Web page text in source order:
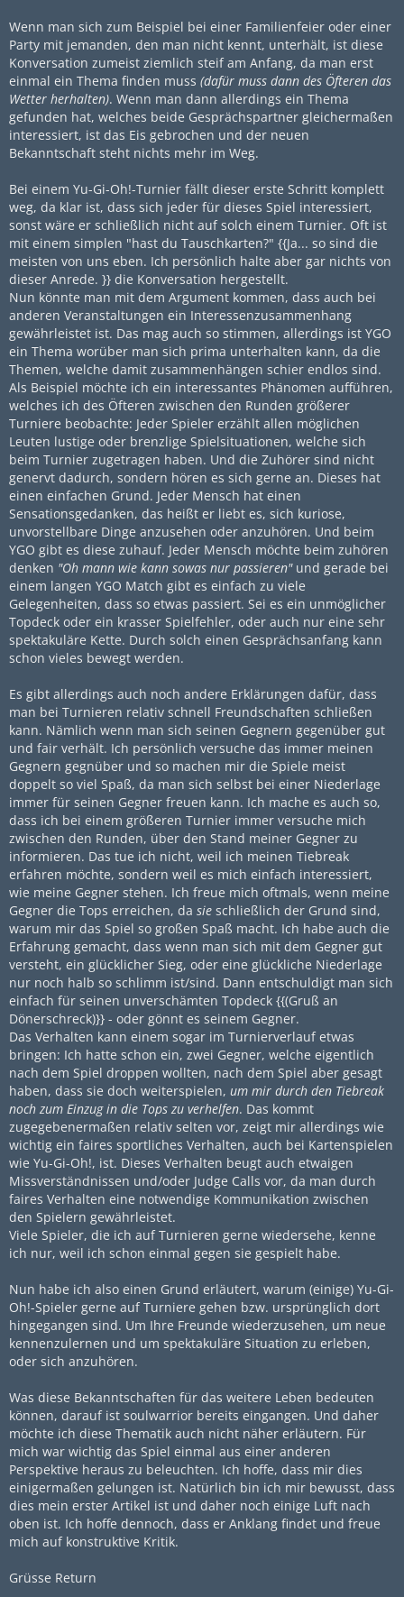
Wenn man sich zum Beispiel bei einer Familienfeier oder einer
Party mit jemanden, den man nicht kennt, unterhält, ist diese
Konversation zumeist ziemlich steif am Anfang, da man erst
einmal ein Thema finden muss (dafür muss dann des Öfteren das
Wetter herhalten). Wenn man dann allerdings ein Thema
gefunden hat, welches beide Gesprächspartner gleichermaßen
interessiert, ist das Eis gebrochen und der neuen
Bekanntschaft steht nichts mehr im Weg.
Bei einem Yu-Gi-Oh!-Turnier fällt dieser erste Schritt komplett
weg, da klar ist, dass sich jeder für dieses Spiel interessiert,
sonst wäre er schließlich nicht auf solch einem Turnier. Oft ist
mit einem simplen "hast du Tauschkarten?" {{Ja... so sind die
meisten von uns eben. Ich persönlich halte aber gar nichts von
dieser Anrede. }} die Konversation hergestellt.
Nun könnte man mit dem Argument kommen, dass auch bei
anderen Veranstaltungen ein Interessenzusammenhang
gewährleistet ist. Das mag auch so stimmen, allerdings ist YGO
ein Thema worüber man sich prima unterhalten kann, da die
Themen, welche damit zusammenhängen schier endlos sind.
Als Beispiel möchte ich ein interessantes Phänomen aufführen,
welches ich des Öfteren zwischen den Runden größerer
Turniere beobachte: Jeder Spieler erzählt allen möglichen
Leuten lustige oder brenzlige Spielsituationen, welche sich
beim Turnier zugetragen haben. Und die Zuhörer sind nicht
genervt dadurch, sondern hören es sich gerne an. Dieses hat
einen einfachen Grund. Jeder Mensch hat einen
Sensationsgedanken, das heißt er liebt es, sich kuriose,
unvorstellbare Dinge anzusehen oder anzuhören. Und beim
YGO gibt es diese zuhauf. Jeder Mensch möchte beim zuhören
denken "Oh mann wie kann sowas nur passieren"und gerade bei
einem langen YGO Match gibt es einfach zu viele
Gelegenheiten, dass so etwas passiert. Sei es ein unmöglicher
Topdeck oder ein krasser Spielfehler, oder auch nur eine sehr
spektakuläre Kette. Durch solch einen Gesprächsanfang kann
schon vieles bewegt werden.
Es gibt allerdings auch noch andere Erklärungen dafür, dass
man bei Turnieren relativ schnell Freundschaften schließen
kann. Nämlich wenn man sich seinen Gegnern gegenüber gut
und fair verhält. Ich persönlich versuche das immer meinen
Gegnern gegnüber und so machen mir die Spiele meist
doppelt so viel Spaß, da man sich selbst bei einer Niederlage
immer für seinen Gegner freuen kann. Ich mache es auch so,
dass ich bei einem größeren Turnier immer versuche mich
zwischen den Runden, über den Stand meiner Gegner zu
informieren. Das tue ich nicht, weil ich meinen Tiebreak
erfahren möchte, sondern weil es mich einfach interessiert,
wie meine Gegner stehen. Ich freue mich oftmals, wenn meine
Gegner die Tops erreichen, da sie schließlich der Grund sind,
warum mir das Spiel so großen Spaß macht. Ich habe auch die
Erfahrung gemacht, dass wenn man sich mit dem Gegner gut
versteht, ein glücklicher Sieg, oder eine glückliche Niederlage
nur noch halb so schlimm ist/sind. Dann entschuldigt man sich
einfach für seinen unverschämten Topdeck {{(Gruß an
Dönerschreck)}} - oder gönnt es seinem Gegner.
Das Verhalten kann einem sogar im Turnierverlauf etwas
bringen: Ich hatte schon ein, zwei Gegner, welche eigentlich
nach dem Spiel droppen wollten, nach dem Spiel aber gesagt
haben, dass sie doch weiterspielen, um mir durch den Tiebreak
noch zum Einzug in die Tops zu verhelfen. Das kommt
zugegebenermaßen relativ selten vor, zeigt mir allerdings wie
wichtig ein faires sportliches Verhalten, auch bei Kartenspielen
wie Yu-Gi-Oh!, ist. Dieses Verhalten beugt auch etwaigen
Missverständnissen und/oder Judge Calls vor, da man durch
faires Verhalten eine notwendige Kommunikation zwischen
den Spielern gewährleistet.
Viele Spieler, die ich auf Turnieren gerne wiedersehe, kenne
ich nur, weil ich schon einmal gegen sie gespielt habe.
Nun habe ich also einen Grund erläutert, warum (einige) Yu-Gi-
Oh!-Spieler gerne auf Turniere gehen bzw. ursprünglich dort
hingegangen sind. Um Ihre Freunde wiederzusehen, um neue
kennenzulernen und um spektakuläre Situation zu erleben,
oder sich anzuhören.
Was diese Bekanntschaften für das weitere Leben bedeuten
können, darauf ist soulwarrior bereits eingangen. Und daher
möchte ich diese Thematik auch nicht näher erläutern. Für
mich war wichtig das Spiel einmal aus einer anderen
Perspektive heraus zu beleuchten. Ich hoffe, dass mir dies
einigermaßen gelungen ist. Natürlich bin ich mir bewusst, dass
dies mein erster Artikel ist und daher noch einige Luft nach
oben ist. Ich hoffe dennoch, dass er Anklang findet und freue
mich auf konstruktive Kritik.
Grüsse Return